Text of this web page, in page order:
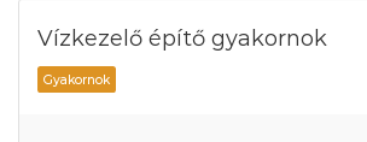
Vízkezelő építő gyakornok